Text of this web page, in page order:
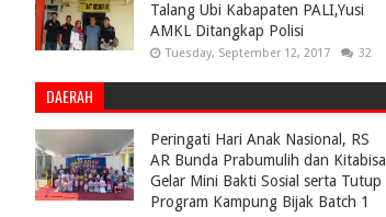
Talang Ubi Kabapaten PALI,Yusi
AMKL Ditangkap Polisi
Tuesday, September 12, 2017 32
DAERAH
Peringati Hari Anak Nasional, RS
AR Bunda Prabumulih dan Kitabisa
Gelar Mini Bakti Sosial serta Tutup
Program Kampung Bijak Batch 1